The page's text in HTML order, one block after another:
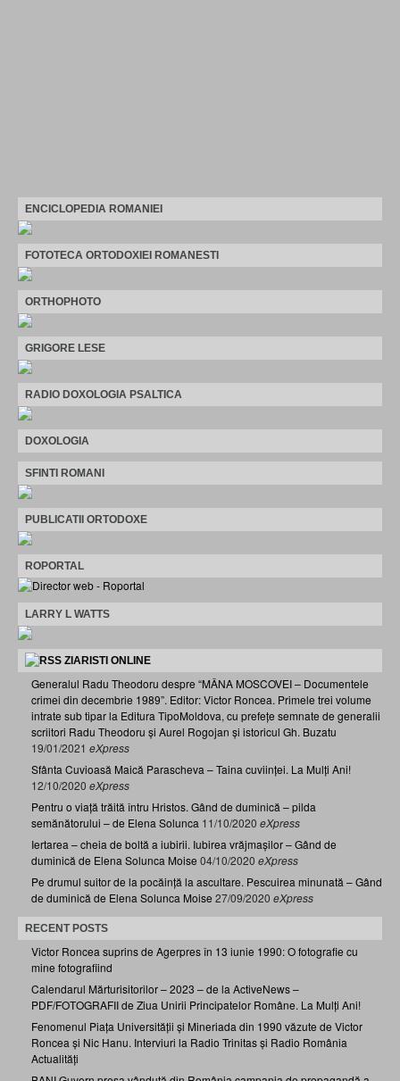
ENCICLOPEDIA ROMANIEI
FOTOTECA ORTODOXIEI ROMANESTI
ORTHOPHOTO
GRIGORE LESE
RADIO DOXOLOGIA PSALTICA
DOXOLOGIA
SFINTI ROMANI
PUBLICATII ORTODOXE
ROPORTAL
LARRY L WATTS
ZIARISTI ONLINE
Generalul Radu Theodoru despre “MÂNA MOSCOVEI – Documentele
crimei din decembrie 1989”. Editor: Victor Roncea. Primele trei volume
intrate sub tipar la Editura TipoMoldova, cu prefețe semnate de generalii
scriitori Radu Theodoru și Aurel Rogojan și istoricul Gh. Buzatu
19/01/2021 eXpress
Sfânta Cuvioasă Maică Parascheva – Taina cuviinței. La Mulți Ani!
12/10/2020 eXpress
Pentru o viață trăită întru Hristos. Gând de duminică – pilda
semănătorului – de Elena Solunca 11/10/2020 eXpress
Iertarea – cheia de boltă a iubirii. Iubirea vrăjmașilor – Gând de
duminică de Elena Solunca Moise 04/10/2020 eXpress
Pe drumul suitor de la pocăință la ascultare. Pescuirea minunată – Gând
de duminică de Elena Solunca Moise 27/09/2020 eXpress
RECENT POSTS
Victor Roncea suprins de Agerpres în 13 iunie 1990: O fotografie cu
mine fotografiind
Calendarul Mărturisitorilor – 2023 – de la ActiveNews –
PDF/FOTOGRAFII de Ziua Unirii Principatelor Române. La Mulți Ani!
Fenomenul Piața Universității și Mineriada din 1990 văzute de Victor
Roncea și Nic Hanu. Interviuri la Radio Trinitas și Radio România
Actualități